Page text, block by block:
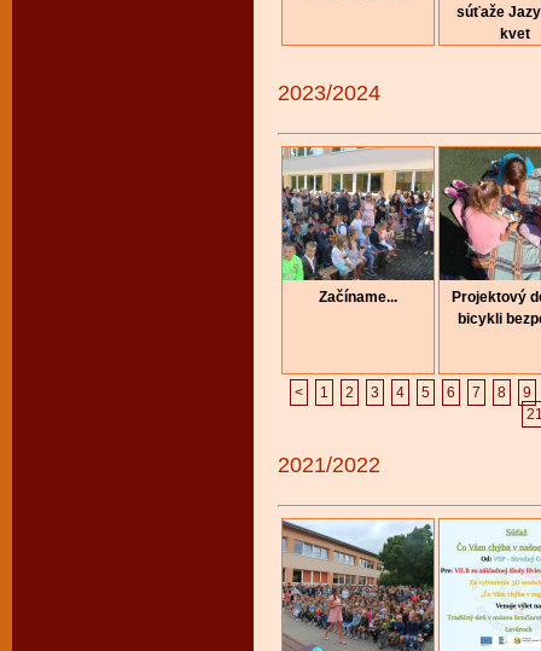
súťaže
kvet
2023/2024
Začíname...
Projektový
bicykli
< 1 2 3 4 5 6 7 8
9
2021/2022